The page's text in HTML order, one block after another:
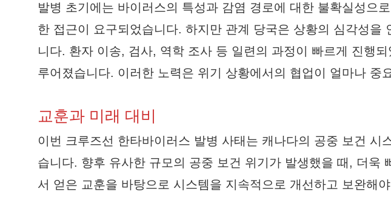
발병 초기에는 바이러스의 특성과 감염 경로에 대한 불확실성으
한 접근이 요구되었습니다. 하지만 관계 당국은 상황의 심각성을
니다. 환자 이송, 검사, 역학 조사 등 일련의 과정이 빠르게 진행
루어졌습니다. 이러한 노력은 위기 상황에서의 협업이 얼마나 중
교훈과 미래 대비
이번 크루즈선 한타바이러스 발병 사태는 캐나다의 공중 보건 시
습니다. 향후 유사한 규모의 공중 보건 위기가 발생했을 때, 더욱
서 얻은 교훈을 바탕으로 시스템을 지속적으로 개선하고 보완해